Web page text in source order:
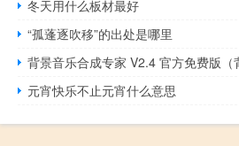
冬天用什么板材最好
“孤蓬逐吹移”的出处是哪里
元宵快乐不止元宵什么意思